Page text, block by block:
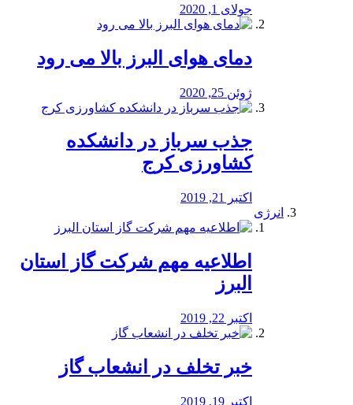
جولای 1, 2020
دمای هوای البرز بالا می رود
ژوئن 25, 2020
جذب سرباز در دانشکده
کشاورزی کرج
اکتبر 21, 2019
انرژی
️اطلاعیه مهم شرکت گاز استان
البرز
اکتبر 22, 2019
خبر تخلف در انشعاب گاز
اکتبر 19, 2019